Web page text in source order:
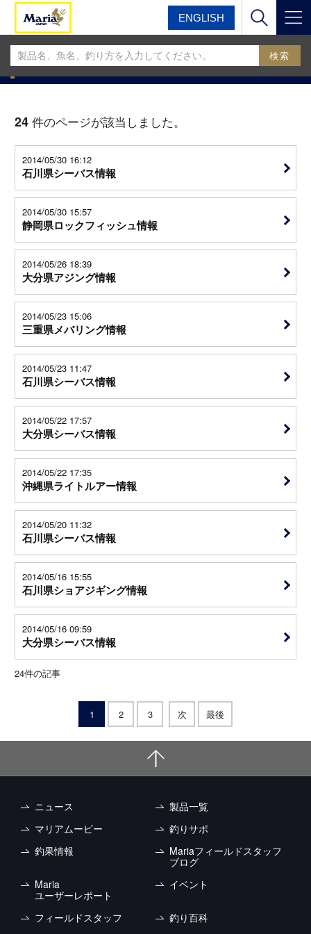
ENGLISH
マリア マリア釣果情報BLOG
マリア釣果情報BLOG
24 件のページが該当しました。
2014/05/30 16:12
石川県シーバス情報
2014/05/30 15:57
静岡県ロックフィッシュ情報
2014/05/26 18:39
大分県アジング情報
2014/05/23 15:06
三重県メバリング情報
2014/05/23 11:47
石川県シーバス情報
2014/05/22 17:57
大分県シーバス情報
2014/05/22 17:35
沖縄県ライトルアー情報
2014/05/20 11:32
石川県シーバス情報
2014/05/16 15:55
石川県ショアジギング情報
2014/05/16 09:59
大分県シーバス情報
24件の記事
1 2 3 次 最後
ニュース
製品一覧
マリアムービー
釣りサポ
釣果情報
Mariaフィールドスタッフ
ブログ
Maria
ユーザーレポート
イベント
フィールドスタッフ 釣り百科